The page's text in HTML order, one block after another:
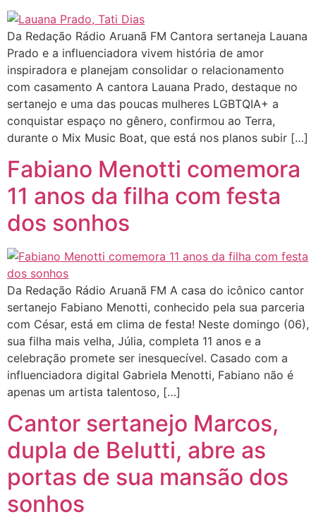
Da Redação Rádio Aruanã FM Cantora sertaneja Lauana
Prado e a influenciadora vivem história de amor
inspiradora e planejam consolidar o relacionamento
com casamento A cantora Lauana Prado, destaque no
sertanejo e uma das poucas mulheres LGBTQIA+ a
conquistar espaço no gênero, confirmou ao Terra,
durante o Mix Music Boat, que está nos planos subir […]
Fabiano Menotti comemora
11 anos da filha com festa
dos sonhos
Da Redação Rádio Aruanã FM A casa do icônico cantor
sertanejo Fabiano Menotti, conhecido pela sua parceria
com César, está em clima de festa! Neste domingo (06),
sua filha mais velha, Júlia, completa 11 anos e a
celebração promete ser inesquecível. Casado com a
influenciadora digital Gabriela Menotti, Fabiano não é
apenas um artista talentoso, […]
Cantor sertanejo Marcos,
dupla de Belutti, abre as
portas de sua mansão dos
sonhos